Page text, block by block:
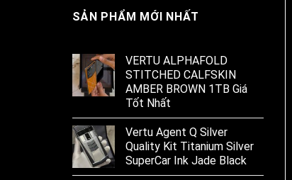
SẢN PHẨM MỚI NHẤT
VERTU ALPHAFOLD
STITCHED CALFSKIN
AMBER BROWN 1TB Giá
Tốt Nhất
Vertu Agent Q Silver
Quality Kit Titanium Silver
SuperCar Ink Jade Black